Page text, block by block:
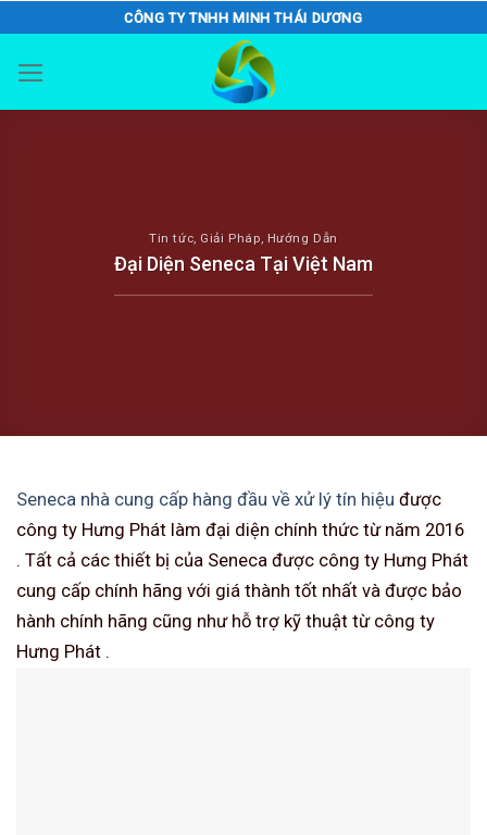
content
CÔNG TY TNHH MINH THÁI DƯƠNG
Tin tức, Giải Pháp, Hướng Dẫn
Đại Diện Seneca Tại Việt Nam
Seneca nhà cung cấp hàng đầu về xử lý tín hiệu được
công ty Hưng Phát làm đại diện chính thức từ năm 2016
. Tất cả các thiết bị của Seneca được công ty Hưng Phát
cung cấp chính hãng với giá thành tốt nhất và được bảo
hành chính hãng cũng như hỗ trợ kỹ thuật từ công ty
Hưng Phát .